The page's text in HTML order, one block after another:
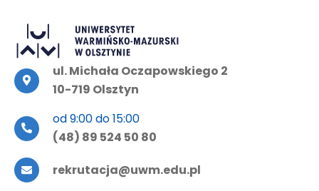
ul. Michała Oczapowskiego 2
10-719 Olsztyn
od 9:00 do 15:00
(48) 89 524 50 80
rekrutacja@uwm.edu.pl